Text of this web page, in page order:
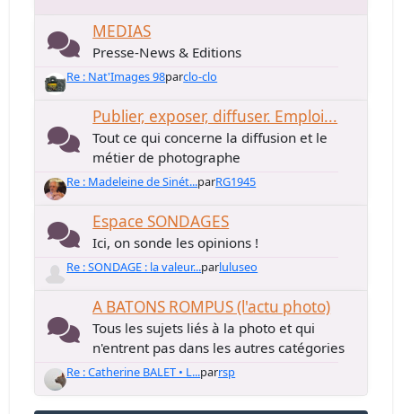
MEDIAS
Presse-News & Editions
Re : Nat'Images 98parclo-clo
Publier, exposer, diffuser. Emploi...
Tout ce qui concerne la diffusion et le
métier de photographe
Re : Madeleine de Sinét...parRG1945
Espace SONDAGES
Ici, on sonde les opinions !
Re : SONDAGE : la valeur...parluluseo
A BATONS ROMPUS (l'actu photo)
Tous les sujets liés à la photo et qui
n'entrent pas dans les autres catégories
Re : Catherine BALET • L...parrsp